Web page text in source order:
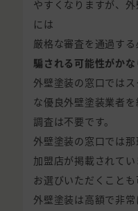
やすくなりますが、
には
厳格な審査を通過する
騙される可能性がかな
外壁塗装の窓口では
な優良外壁塗装業者
調査は不要です。
外壁塗装の窓口では
加盟店が掲載されて
お選びいただくことも
外壁塗装は高額で非